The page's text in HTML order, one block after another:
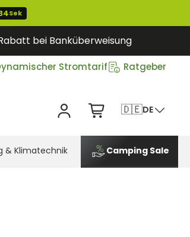
Sek
bei Banküberweisung
Stromtarif Ratgeber
🇩🇪DE
& Klimatechnik Camping Sale